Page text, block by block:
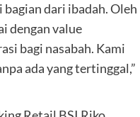
dari ibadah. Oleh
dengan value
bagi nasabah. Kami
ada yang tertinggal,”